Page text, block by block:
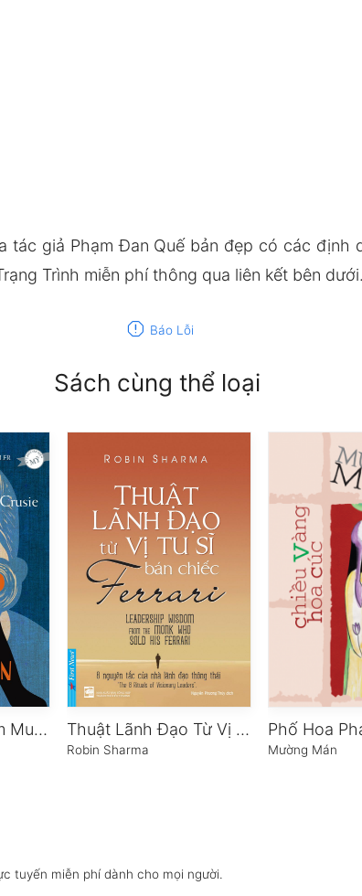
tác giả Phạm Đan Quế bản đẹp có các định
Trình miễn phí thông qua liên kết bên dưới.
report Báo Lỗi
Sách cùng thể loại
Bất Cứ Điều Gì Em Muốn Thuật Lãnh Đạo Từ Vị Tu Sĩ Bán Chiếc Ferrari
Robin Sharma
Phố Hoa
Mường Mán
tuyến miễn phí dành cho mọi người.